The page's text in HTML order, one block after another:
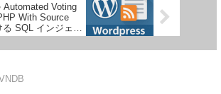
Automated Voting
With Source
SQL インジェク
性